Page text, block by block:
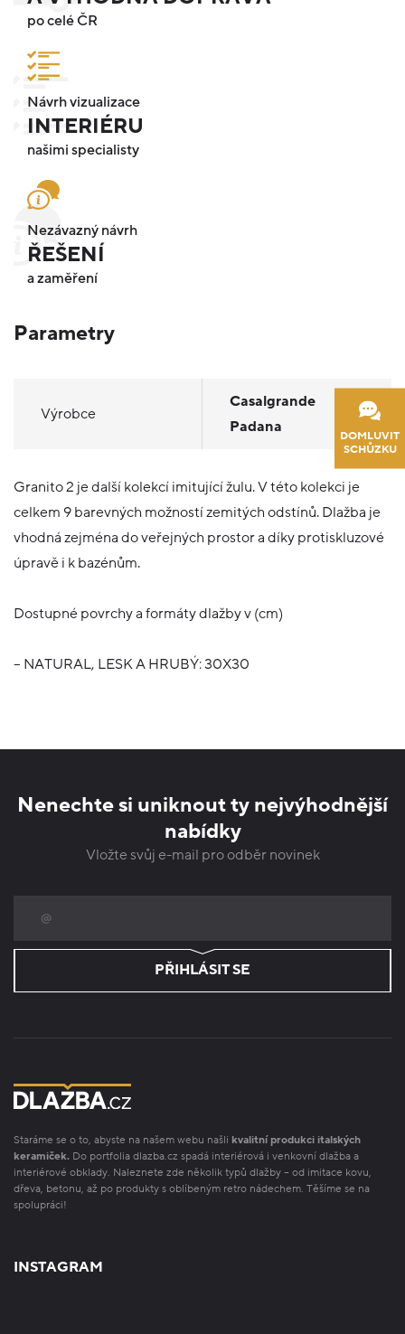
DOMLUVIT
SCHŮZKU
po celé ČR
Návrh vizualizace
INTERIÉRU
našimi specialisty
Nezávazný návrh
ŘEŠENÍ
a zaměření
Parametry
Výrobce
Casalgrande
Padana
Granito 2 je další kolekcí imitující žulu. V této kolekci je
celkem 9 barevných možností zemitých odstínů. Dlažba je
vhodná zejména do veřejných prostor a díky protiskluzové
úpravě i k bazénům.
Dostupné povrchy a formáty dlažby v (cm)
– NATURAL, LESK A HRUBÝ: 30X30
Nenechte si uniknout ty nejvýhodnější
nabídky
Vložte svůj e-mail pro odběr novinek
PŘIHLÁSIT SE
Staráme se o to, abyste na našem webu našli kvalitní produkci italských
keramiček. Do portfolia dlazba.cz spadá interiérová i venkovní dlažba a
interiérové obklady. Naleznete zde několik typů dlažby – od imitace kovu,
dřeva, betonu, až po produkty s oblíbeným retro nádechem. Těšíme se na
spolupráci!
INSTAGRAM